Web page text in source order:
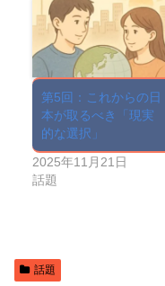
第5回：これからの日
本が取るべき「現実
的な選択」
2025年11月21日
話題
話題